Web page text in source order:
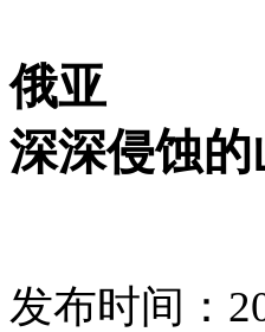
俄亚
深深侵蚀的
发布时间：